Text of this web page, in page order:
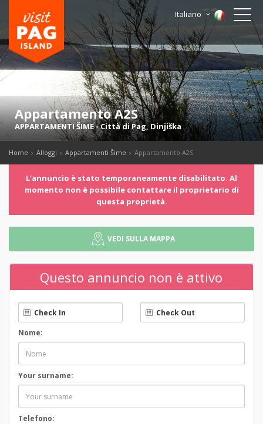
Italiano
Appartamento A2S
APPARTAMENTI ŠIME-Città di Pag,Dinjiška
Home Alloggi Appartamenti Šime Appartamento A2S
Lʼannuncio è stato temporaneamente disabilitato. Al
momento non è possibile contattare il proprietario di
questa proprietà.
VEDI SULLA MAPPA
Questo annuncio non è attivo
Nome:
Your surname:
Telefono: